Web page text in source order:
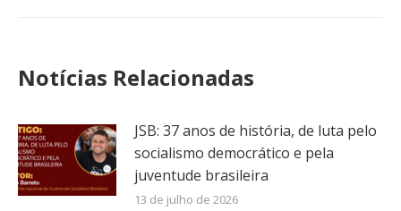
Notícias Relacionadas
JSB: 37 anos de história, de luta pelo
socialismo democrático e pela
juventude brasileira
13 de julho de 2026